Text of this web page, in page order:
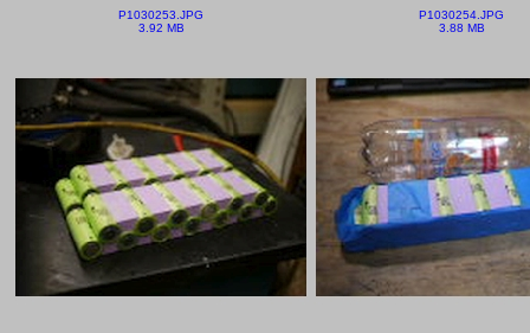
P1030253.JPG
3.92 MB
P1030254.JPG
3.88 MB